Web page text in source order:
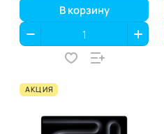
В корзину
АКЦИЯ